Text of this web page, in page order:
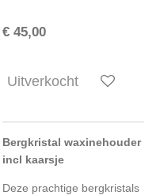
€ 45,00
Uitverkocht
Bergkristal waxinehouder
incl kaarsje
Deze prachtige bergkristals